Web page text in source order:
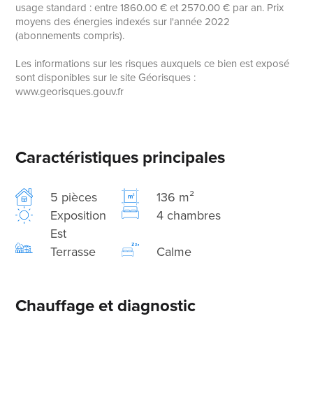
usage standard : entre 1860.00 € et 2570.00 € par an. Prix
moyens des énergies indexés sur l'année 2022
(abonnements compris).
Les informations sur les risques auxquels ce bien est exposé
sont disponibles sur le site Géorisques :
www.georisques.gouv.fr
Caractéristiques principales
5 pièces
136 m²
Exposition
Est
4 chambres
Terrasse
Calme
Chauffage et diagnostic